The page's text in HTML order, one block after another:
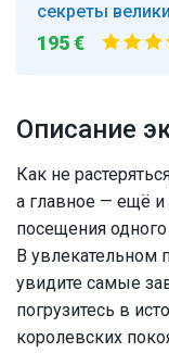
Описание
Как не
а главное — ещё и
посещения
В увлекательном
увидите самые
погрузитесь в
королевских
секреты
195 €